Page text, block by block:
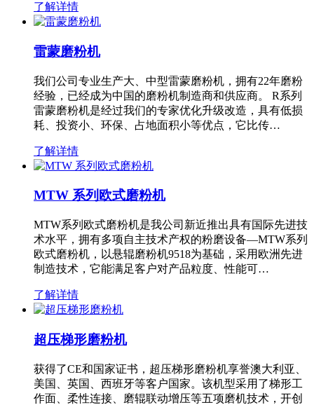
了解详情
雷蒙磨粉机
我们公司专业生产大、中型雷蒙磨粉机，拥有22年磨粉
经验，已经成为中国的磨粉机制造商和供应商。 R系列
雷蒙磨粉机是经过我们的专家优化升级改造，具有低损
耗、投资小、环保、占地面积小等优点，它比传…
了解详情
MTW 系列欧式磨粉机
MTW系列欧式磨粉机是我公司新近推出具有国际先进技
术水平，拥有多项自主技术产权的粉磨设备—MTW系列
欧式磨粉机，以悬辊磨粉机9518为基础，采用欧洲先进
制造技术，它能满足客户对产品粒度、性能可…
了解详情
超压梯形磨粉机
获得了CE和国家证书，超压梯形磨粉机享誉澳大利亚、
美国、英国、西班牙等客户国家。该机型采用了梯形工
作面、柔性连接、磨辊联动增压等五项磨机技术，开创